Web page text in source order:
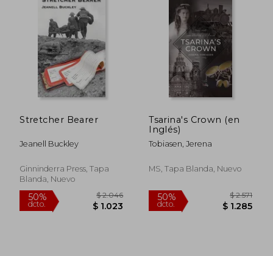
dcto. dcto.
Stretcher Bearer
Jeanell Buckley
Ginninderra Press, Tapa
Blanda, Nuevo
Tsarina's Crown (en
Inglés)
Tobiasen, Jerena
MS, Tapa Blanda, Nuevo